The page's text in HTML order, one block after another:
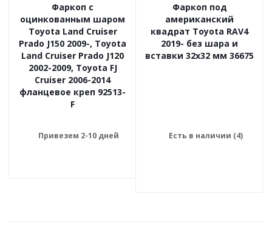
Фаркоп с
оцинкованным шаром
Toyota Land Cruiser
Prado J150 2009-, Toyota
Land Cruiser Prado J120
2002-2009, Toyota FJ
Cruiser 2006-2014
фланцевое креп 92513-
F
Привезем 2-10 дней
Фаркоп под
американский
квадрат Toyota RAV4
2019- без шара и
вставки 32x32 мм 36675
Есть в наличии (4)